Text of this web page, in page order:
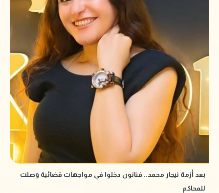
بعد أزمة نيجار محمد.. فنانون دخلوا في مواجهات قضائية وصلت
للمحاكم